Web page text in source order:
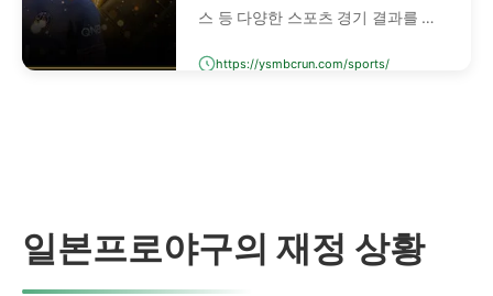
스 등 다양한 스포츠 경기 결과를 예
승패를 맞추는 것뿐만 아니라, 스코
https://ysmbcrun.com/sports/
일본프로야구의 재정 상황